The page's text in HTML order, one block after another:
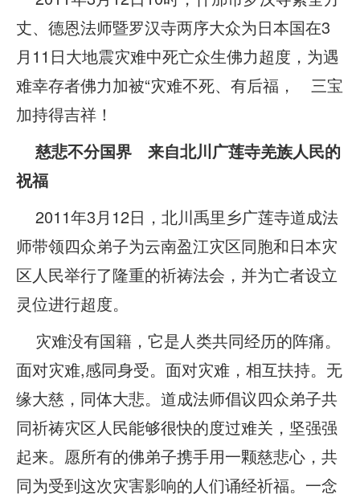
丈、德恩法师暨罗汉寺两序大众为日本国在3
月11日大地震灾难中死亡众生佛力超度，为遇
难幸存者佛力加被“灾难不死、有后福， 三宝
加持得吉祥！
慈悲不分国界 来自北川广莲寺羌族人民的
祝福
2011年3月12日，北川禹里乡广莲寺道成法
师带领四众弟子为云南盈江灾区同胞和日本灾
区人民举行了隆重的祈祷法会，并为亡者设立
灵位进行超度。
灾难没有国籍，它是人类共同经历的阵痛。
面对灾难,感同身受。面对灾难，相互扶持。无
缘大慈，同体大悲。道成法师倡议四众弟子共
同祈祷灾区人民能够很快的度过难关，坚强强
起来。愿所有的佛弟子携手用一颗慈悲心，共
同为受到这次灾害影响的人们诵经祈福。一念